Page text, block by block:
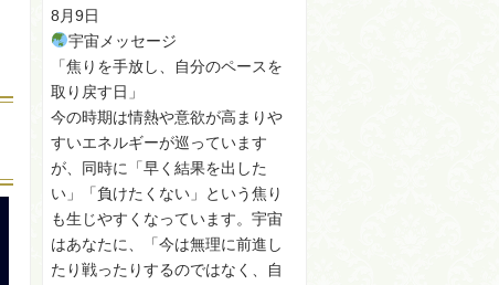
8月9日
宇宙メッセージ
「焦りを手放し、自分のペースを
取り戻す日」
今の時期は情熱や意欲が高まりや
すいエネルギーが巡っています
が、同時に「早く結果を出した
い」「負けたくない」という焦り
も生じやすくなっています。宇宙
はあなたに、「今は無理に前進し
たり戦ったりするのではなく、自